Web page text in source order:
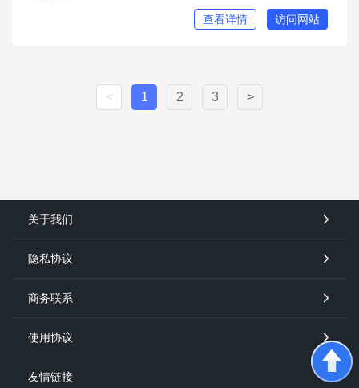
查看详情 访问网站
< 1 2 3 >
关于我们
隐私协议
商务联系
使用协议
友情链接